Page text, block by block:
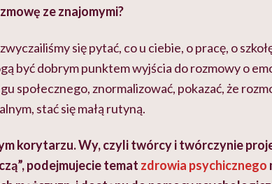
ze znajomymi?
się pytać, co u ciebie, o pracę, o
być dobrym punktem wyjścia do rozmowy o
społecznego, znormalizować, pokazać, że
stać się małą rutyną.
korytarzu. Wy, czyli twórcy i twórczynie
podejmujecie temat zdrowia psychicznego